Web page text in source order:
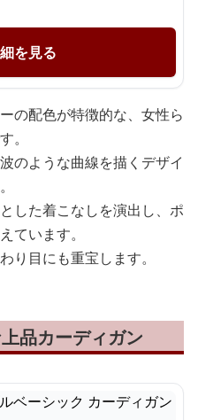
を見る
の配色が特徴的な、女性ら
。
のような曲線を描くデザイ
した着こなしを演出し、ポ
ています。
り目にも重宝します。
品カーディガン